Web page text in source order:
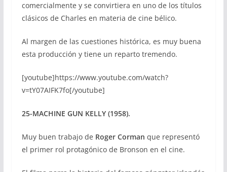
comercialmente y se convirtiera en uno de los títulos
clásicos de Charles en materia de cine bélico.
Al margen de las cuestiones histórica, es muy buena
esta producción y tiene un reparto tremendo.
[youtube]https://www.youtube.com/watch?
v=tY07AIFK7fo[/youtube]
25-MACHINE GUN KELLY (1958).
Muy buen trabajo de Roger Corman que representó
el primer rol protagónico de Bronson en el cine.